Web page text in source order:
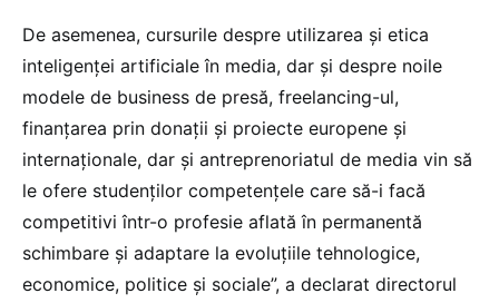
De asemenea, cursurile despre utilizarea şi etica
inteligenţei artificiale în media, dar şi despre noile
modele de business de presă, freelancing-ul,
finanţarea prin donaţii şi proiecte europene şi
internaţionale, dar şi antreprenoriatul de media vin să
le ofere studenţilor competenţele care să-i facă
competitivi într-o profesie aflată în permanentă
schimbare şi adaptare la evoluţiile tehnologice,
economice, politice şi sociale”, a declarat directorul